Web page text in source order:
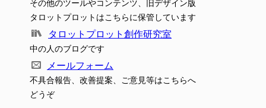
その他のツールやコンテンツ、旧デザイン版
タロットプロットはこちらに保管しています
タロットプロット創作研究室
中の人のブログです
メールフォーム
不具合報告、改善提案、ご意見等はこちらへ
どうぞ